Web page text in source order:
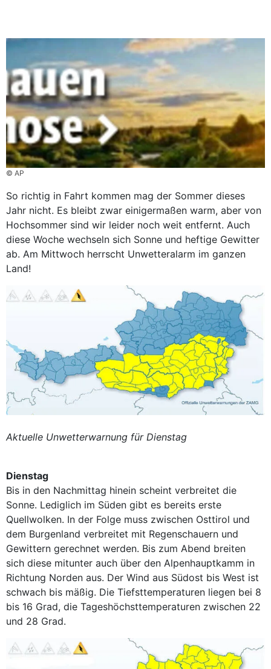
© AP
So richtig in Fahrt kommen mag der Sommer dieses
Jahr nicht. Es bleibt zwar einigermaßen warm, aber von
Hochsommer sind wir leider noch weit entfernt. Auch
diese Woche wechseln sich Sonne und heftige Gewitter
ab. Am Mittwoch herrscht Unwetteralarm im ganzen
Land!
Aktuelle Unwetterwarnung für Dienstag
Dienstag
Bis in den Nachmittag hinein scheint verbreitet die
Sonne. Lediglich im Süden gibt es bereits erste
Quellwolken. In der Folge muss zwischen Osttirol und
dem Burgenland verbreitet mit Regenschauern und
Gewittern gerechnet werden. Bis zum Abend breiten
sich diese mitunter auch über den Alpenhauptkamm in
Richtung Norden aus. Der Wind aus Südost bis West ist
schwach bis mäßig. Die Tiefsttemperaturen liegen bei 8
bis 16 Grad, die Tageshöchsttemperaturen zwischen 22
und 28 Grad.